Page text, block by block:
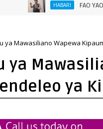
HABARI FAO YAONYA
ya Mawasiliano Wapewa
ya